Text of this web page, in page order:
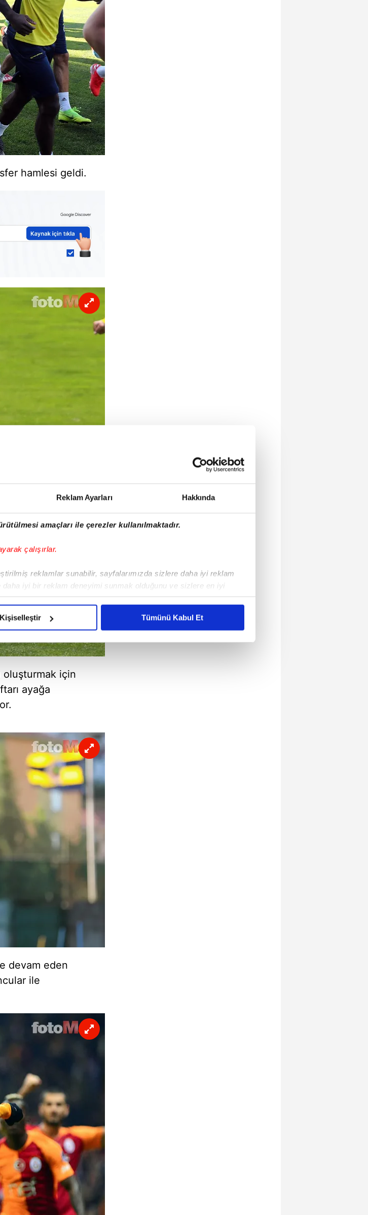
Reklam Ayarları Hakkında
amaçları ile çerezler kullanılmaktadır.
çalışırlar.
reklamlar sunabilir, sayfalarımızda sizlere daha iyi reklam
iyi bir reklam deneyimi sunmak olduğunu ve sizlere en iyi
ve bu noktada, reklamların maliyetlerimizi karşılamak
kendimize ve üçüncü kişilere ait çerezler kullanılmaktadır. Bu
gerekli olan çerezler bilgi toplumu hizmetlerinin sunulması
işlevsel kılınması ve kişiselleştirilmesi ve sizlere yönelik
olarak açık rızanız dahilinde kullanılacaktır.
edebilirsiniz.
hazırlanmış Aydınlatma Metnimizi okumak ve sitemizde ilgili
için lütfentıklayınız
Kişiselleştir Tümünü Kabul Et
hamlesi geldi.
oluşturmak için
ayağa
devam eden
ile